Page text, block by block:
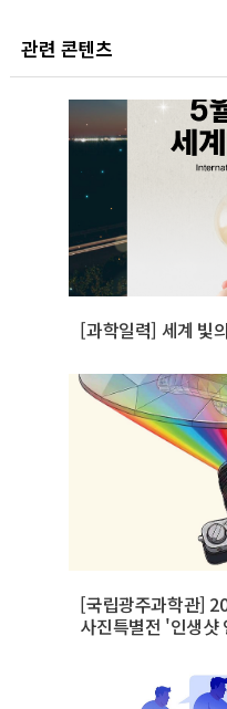
관련 콘텐츠
[과학일력] 세계 빛
[국립광주과학관]
사진특별전 '인생샷